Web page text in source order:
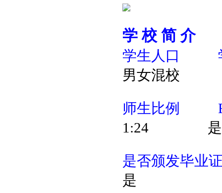
学 校 简 介
学生人口
男女混校
师生比例
1:24
是
是否颁发毕业
是